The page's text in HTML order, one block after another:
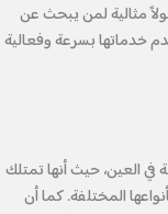
مثالية لمن يبحث عن
خدماتها بسرعة وفعالية
العين، حيث أنها تمتلك
المختلفة. كما أن